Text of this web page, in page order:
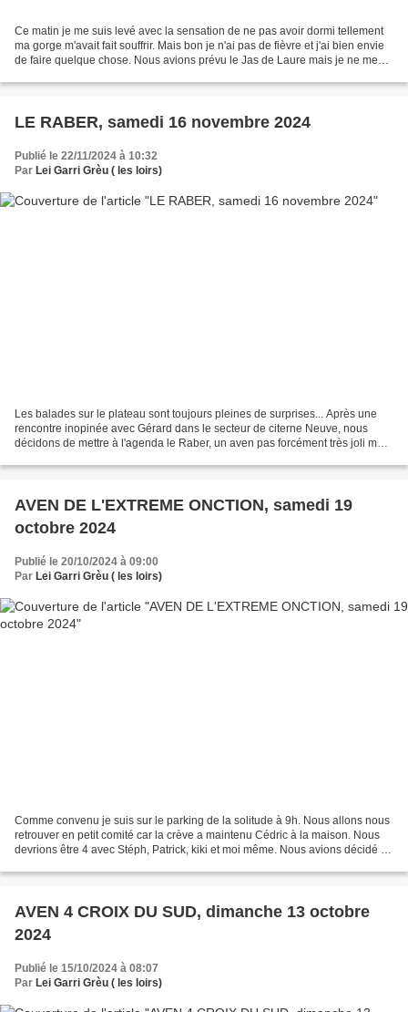
Ce matin je me suis levé avec la sensation de ne pas avoir dormi tellement
ma gorge m'avait fait souffrir. Mais bon je n'ai pas de fièvre et j'ai bien envie
de faire quelque chose. Nous avions prévu le Jas de Laure mais je ne me
LE RABER, samedi 16 novembre 2024
Publié le 22/11/2024 à 10:32
Par Lei Garri Grèu ( les loirs)
Les balades sur le plateau sont toujours pleines de surprises... Après une
rencontre inopinée avec Gérard dans le secteur de citerne Neuve, nous
décidons de mettre à l'agenda le Raber, un aven pas forcément très joli mais
AVEN DE L'EXTREME ONCTION, samedi 19
octobre 2024
Publié le 20/10/2024 à 09:00
Par Lei Garri Grèu ( les loirs)
Comme convenu je suis sur le parking de la solitude à 9h. Nous allons nous
retrouver en petit comité car la crève a maintenu Cédric à la maison. Nous
devrions être 4 avec Stéph, Patrick, kiki et moi même. Nous avions décidé de
AVEN 4 CROIX DU SUD, dimanche 13 octobre
2024
Publié le 15/10/2024 à 08:07
Par Lei Garri Grèu ( les loirs)